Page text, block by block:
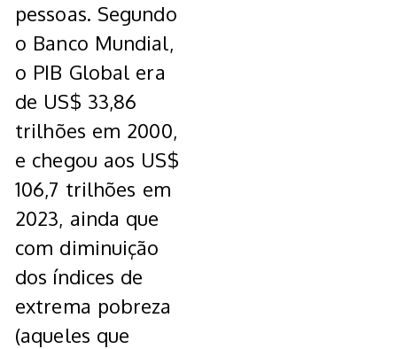
pessoas. Segundo
o Banco Mundial,
o PIB Global era
de US$ 33,86
trilhões em 2000,
e chegou aos US$
106,7 trilhões em
2023, ainda que
com diminuição
dos índices de
extrema pobreza
(aqueles que